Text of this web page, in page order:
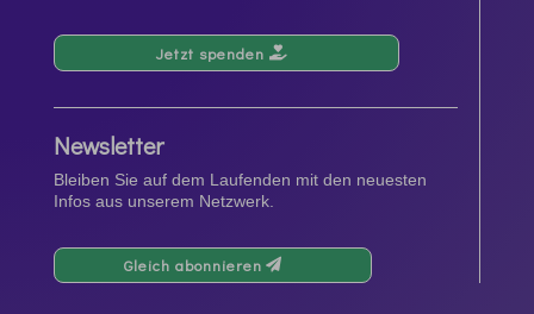
Jetzt spenden
Newsletter
Bleiben Sie auf dem Laufenden mit den neuesten
Infos aus unserem Netzwerk.
Gleich abonnieren